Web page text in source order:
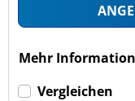
Mehr
Vergleichen